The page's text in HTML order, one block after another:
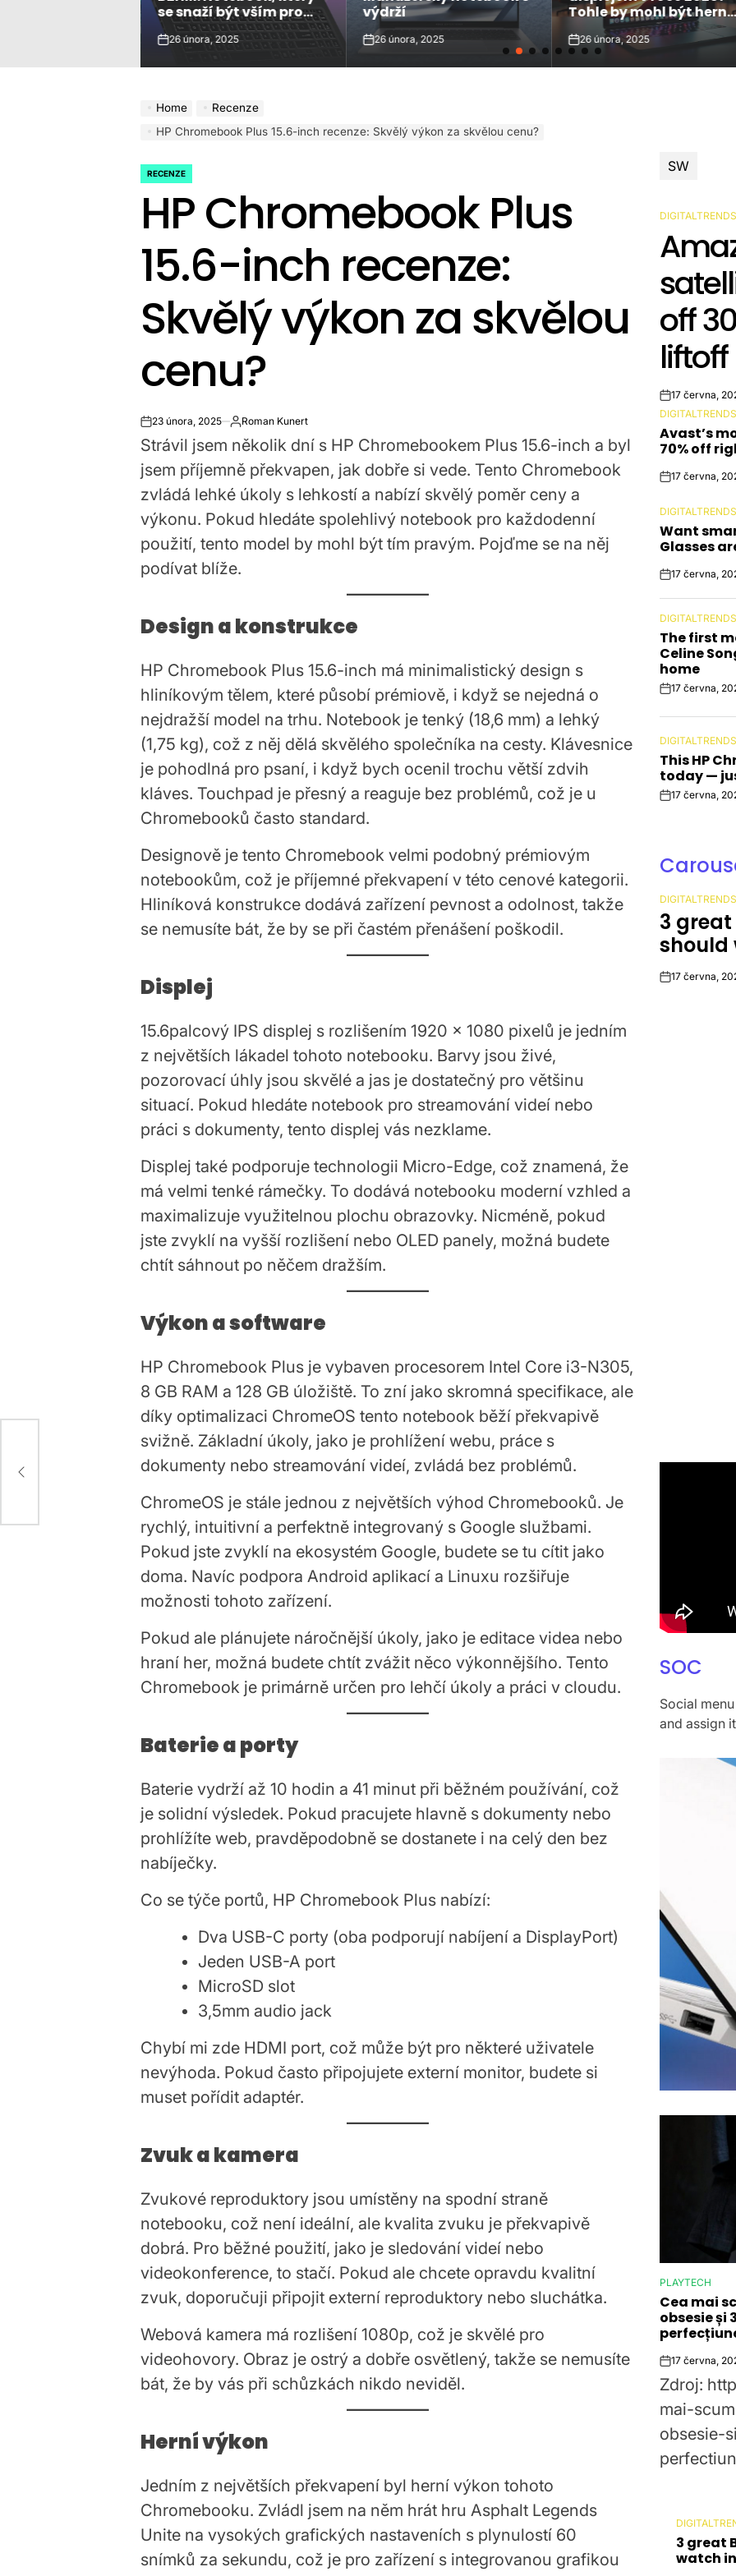
se snaží být vším pro
každého?
on26 února, 2025
výdrží
on26 února, 2025
Tohle by mohl být herní
měnič!
on26 února, 2025
Home
Recenze
HP Chromebook Plus 15.6-inch recenze: Skvělý výkon za skvělou cenu?
POSTED
RECENZE
HP Chromebook Plus
15.6-inch recenze:
Skvělý výkon za skvělou
cenu?
on23 února, 2025 Roman Kunert
Strávil jsem několik dní s HP Chromebookem Plus 15.6-inch a byl
jsem příjemně překvapen, jak dobře si vede. Tento Chromebook
zvládá lehké úkoly s lehkostí a nabízí skvělý poměr ceny a
výkonu. Pokud hledáte spolehlivý notebook pro každodenní
použití, tento model by mohl být tím pravým. Pojďme se na něj
podívat blíže.
Design a konstrukce
HP Chromebook Plus 15.6-inch má minimalistický design s
hliníkovým tělem, které působí prémiově, i když se nejedná o
nejdražší model na trhu. Notebook je tenký (18,6 mm) a lehký
(1,75 kg), což z něj dělá skvělého společníka na cesty. Klávesnice
je pohodlná pro psaní, i když bych ocenil trochu větší zdvih
kláves. Touchpad je přesný a reaguje bez problémů, což je u
Chromebooků často standard.
Designově je tento Chromebook velmi podobný prémiovým
notebookům, což je příjemné překvapení v této cenové kategorii.
Hliníková konstrukce dodává zařízení pevnost a odolnost, takže
se nemusíte bát, že by se při častém přenášení poškodil.
Displej
15.6palcový IPS displej s rozlišením 1920 x 1080 pixelů je jedním
z největších lákadel tohoto notebooku. Barvy jsou živé,
pozorovací úhly jsou skvělé a jas je dostatečný pro většinu
situací. Pokud hledáte notebook pro streamování videí nebo
práci s dokumenty, tento displej vás nezklame.
Displej také podporuje technologii Micro-Edge, což znamená, že
má velmi tenké rámečky. To dodává notebooku moderní vzhled a
maximalizuje využitelnou plochu obrazovky. Nicméně, pokud
jste zvyklí na vyšší rozlišení nebo OLED panely, možná budete
chtít sáhnout po něčem dražším.
Výkon a software
HP Chromebook Plus je vybaven procesorem Intel Core i3-N305,
8 GB RAM a 128 GB úložiště. To zní jako skromná specifikace, ale
díky optimalizaci ChromeOS tento notebook běží překvapivě
svižně. Základní úkoly, jako je prohlížení webu, práce s
dokumenty nebo streamování videí, zvládá bez problémů.
ChromeOS je stále jednou z největších výhod Chromebooků. Je
rychlý, intuitivní a perfektně integrovaný s Google službami.
Pokud jste zvyklí na ekosystém Google, budete se tu cítit jako
doma. Navíc podpora Android aplikací a Linuxu rozšiřuje
možnosti tohoto zařízení.
Pokud ale plánujete náročnější úkoly, jako je editace videa nebo
hraní her, možná budete chtít zvážit něco výkonnějšího. Tento
Chromebook je primárně určen pro lehčí úkoly a práci v cloudu.
Baterie a porty
Baterie vydrží až 10 hodin a 41 minut při běžném používání, což
je solidní výsledek. Pokud pracujete hlavně s dokumenty nebo
prohlížíte web, pravděpodobně se dostanete i na celý den bez
nabíječky.
Co se týče portů, HP Chromebook Plus nabízí:
Dva USB-C porty (oba podporují nabíjení a DisplayPort)
Jeden USB-A port
MicroSD slot
3,5mm audio jack
Chybí mi zde HDMI port, což může být pro některé uživatele
nevýhoda. Pokud často připojujete externí monitor, budete si
muset pořídit adaptér.
Zvuk a kamera
Zvukové reproduktory jsou umístěny na spodní straně
notebooku, což není ideální, ale kvalita zvuku je překvapivě
dobrá. Pro běžné použití, jako je sledování videí nebo
videokonference, to stačí. Pokud ale chcete opravdu kvalitní
zvuk, doporučuji připojit externí reproduktory nebo sluchátka.
Webová kamera má rozlišení 1080p, což je skvělé pro
videohovory. Obraz je ostrý a dobře osvětlený, takže se nemusíte
bát, že by vás při schůzkách nikdo neviděl.
Herní výkon
Jedním z největších překvapení byl herní výkon tohoto
Chromebooku. Zvládl jsem na něm hrát hru Asphalt Legends
Unite na vysokých grafických nastaveních s plynulostí 60
snímků za sekundu, což je pro zařízení s integrovanou grafikou
SW
POSTED
IN
DIGITALTRENDS
off
liftoff
Post
Date
17 června,
POSTED
IN
DIGITALTRENDS
Avast’s
70% off
Post17 června,
POSTED
IN
DIGITALTRENDS
Want
Glasses
Post17 června,
POSTED
IN
DIGITALTRENDS
The first
Celine
home
Post17 června,
POSTED
IN
DIGITALTRENDS
This HP
today —
Post17 června,
IN
PLAYTECH
Cea mai scumpă tastatură
Post
Date
17 června, 2025
POSTED
IN
DIGITALTRENDS
3 great
should
Post17 června,
SOC
Social
and assign
POSTED
IN
PLAYTECH
Cea mai
obsesie și
Post
Date
17 června,
Zdroj:
mai-
obsesie-
POSTED
IN
3 great
watch